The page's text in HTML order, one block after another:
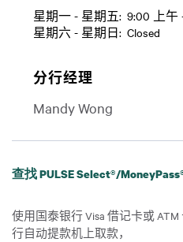
日
Time slot
星期一 - 星期五: 9:00 上午
星期六 - 星期日: Closed
分行经理
Mandy Wong
查找 PULSE Select®/
使用国泰银行 Visa 借记卡或
行自动提款机上取款，